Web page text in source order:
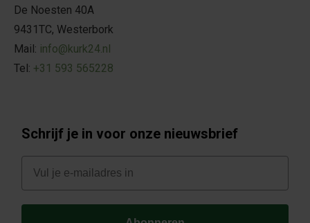
De Noesten 40A
9431TC, Westerbork
Mail: info@kurk24.nl
Tel: +31 593 565228
Schrijf je in voor onze nieuwsbrief
E-mail